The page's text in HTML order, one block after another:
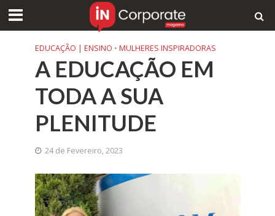
EDUCAÇÃO | ENSINO • MULHERES INSPIRADORAS
A EDUCAÇÃO EM
TODA A SUA
PLENITUDE
24 de Fevereiro, 2023